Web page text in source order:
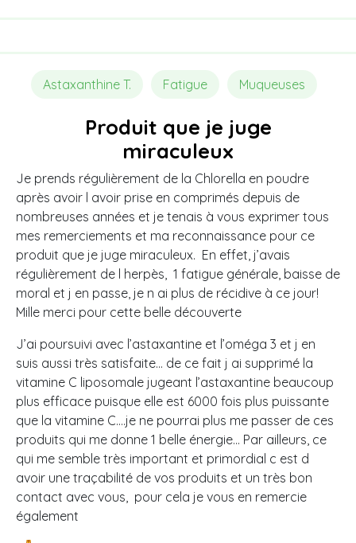
Astaxanthine T. Fatigue Muqueuses
Produit que je juge
miraculeux
Je prends régulièrement de la Chlorella en poudre
après avoir l avoir prise en comprimés depuis de
nombreuses années et je tenais à vous exprimer tous
mes remerciements et ma reconnaissance pour ce
produit que je juge miraculeux. En effet, j’avais
régulièrement de l herpès, 1 fatigue générale, baisse de
moral et j en passe, je n ai plus de récidive à ce jour!
Mille merci pour cette belle découverte
J’ai poursuivi avec l’astaxantine et l’oméga 3 et j en
suis aussi très satisfaite… de ce fait j ai supprimé la
vitamine C liposomale jugeant l’astaxantine beaucoup
plus efficace puisque elle est 6000 fois plus puissante
que la vitamine C….je ne pourrai plus me passer de ces
produits qui me donne 1 belle énergie… Par ailleurs, ce
qui me semble très important et primordial c est d
avoir une traçabilité de vos produits et un très bon
contact avec vous, pour cela je vous en remercie
également